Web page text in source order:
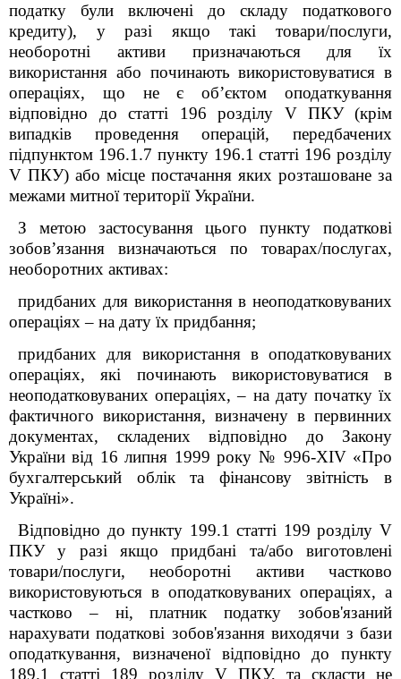
податку були включені до складу податкового
кредиту), у разі якщо такі товари/послуги,
необоротні активи призначаються для їх
використання або починають використовуватися в
операціях, що не є об’єктом оподаткування
відповідно до статті 196 розділу V ПКУ (крім
випадків проведення операцій, передбачених
підпунктом 196.1.7 пункту 196.1 статті 196 розділу
V ПКУ) або місце постачання яких розташоване за
межами митної території України.
З метою застосування цього пункту податкові
зобов’язання визначаються по товарах/послугах,
необоротних активах:
придбаних для використання в неоподатковуваних
операціях – на дату їх придбання;
придбаних для використання в оподатковуваних
операціях, які починають використовуватися в
неоподатковуваних операціях, – на дату початку їх
фактичного використання, визначену в первинних
документах, складених відповідно до Закону
України від 16 липня 1999 року № 996-XIV «Про
бухгалтерський облік та фінансову звітність в
Україні».
Відповідно до пункту 199.1 статті 199 розділу V
ПКУ у разі якщо придбані та/або виготовлені
товари/послуги, необоротні активи частково
використовуються в оподатковуваних операціях, а
частково–ні, платник податку зобов'язаний
нарахувати податкові зобов'язання виходячи з бази
оподаткування, визначеної відповідно до пункту
189.1 статті 189 розділу V ПКУ, та скласти не